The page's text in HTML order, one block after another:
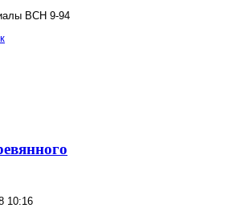
ВСН 9-94
10:16